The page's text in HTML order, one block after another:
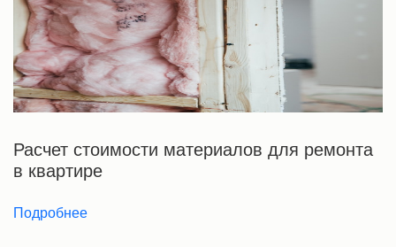
Расчет стоимости материалов для ремонта
в квартире
Подробнее